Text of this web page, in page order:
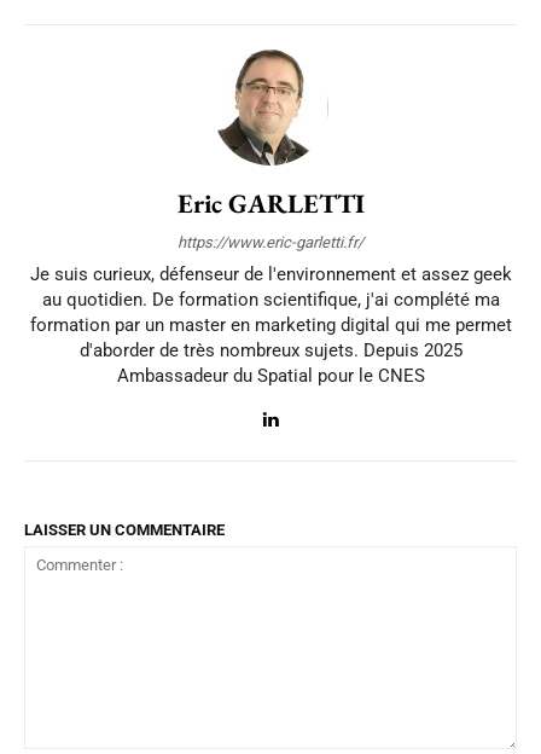
Eric GARLETTI
https://www.eric-garletti.fr/
Je suis curieux, défenseur de l'environnement et assez geek
au quotidien. De formation scientifique, j'ai complété ma
formation par un master en marketing digital qui me permet
d'aborder de très nombreux sujets. Depuis 2025
Ambassadeur du Spatial pour le CNES
LAISSER UN COMMENTAIRE